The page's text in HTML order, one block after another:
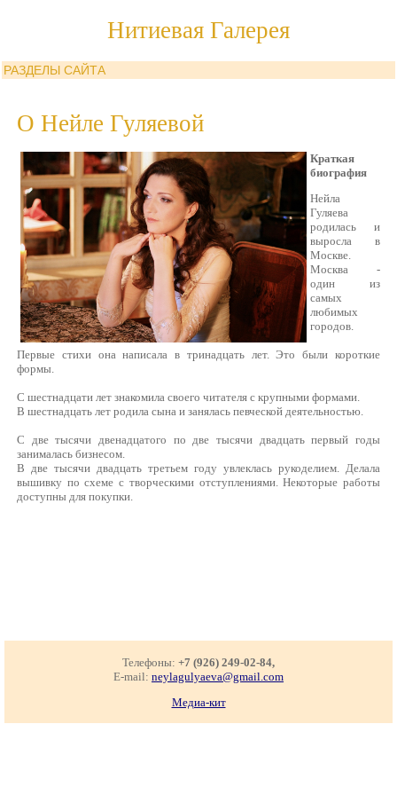
Нитиевая Галерея
РАЗДЕЛЫ САЙТА
О Нейле Гуляевой
Краткая
биография
Нейла
Гуляева
родилась и
выросла в
Москве.
Москва -
один из
самых
любимых
городов.
Первые стихи она написала в тринадцать лет. Это были короткие
формы.
С шестнадцати лет знакомила своего читателя с крупными формами.
В шестнадцать лет родила сына и занялась певческой деятельностью.
С две тысячи двенадцатого по две тысячи двадцать первый годы
занималась бизнесом.
В две тысячи двадцать третьем году увлеклась рукоделием. Делала
вышивку по схеме с творческими отступлениями. Некоторые работы
доступны для покупки.
Телефоны: +7 (926) 249-02-84,
E-mail: neylagulyaeva@gmail.com
Медиа-кит